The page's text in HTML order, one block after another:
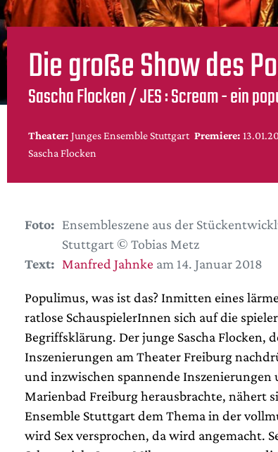
Die große Show des
Sascha Flocken / JES : Scream - ein
Theater: Junges Ensemble Stuttgart Premiere:
Sascha Flocken
Foto: Ensembleszene aus der
Stuttgart © Tobias Metz
Text: Manfred Jahnke am 14. Januar 2018
Populimus, was ist das? Inmitten eines
ratlose SchauspielerInnen sich auf die
Begriffsklärung. Der junge Sascha Flocken,
Inszenierungen am Theater Freiburg
und inzwischen spannende Inszenierungen
Marienbad Freiburg herausbrachte, nähert
Ensemble Stuttgart dem Thema in der
wird Sex versprochen, da wird angemacht.